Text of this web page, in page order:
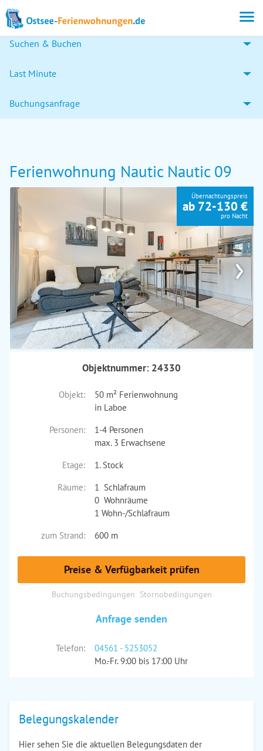
Suchen & Buchen
Last Minute
Buchungsanfrage
Ferienwohnung Nautic Nautic 09
›
Übernachtungspreis
ab 72-130 €
pro Nacht
Objektnummer: 24330
Objekt:
50 m² Ferienwohnung
in Laboe
Personen:
1-4 Personen
max. 3 Erwachsene
Etage:
1. Stock
Räume:
1 Schlafraum
0 Wohnräume
1 Wohn-/Schlafraum
zum Strand:
600 m
Preise & Verfügbarkeit prüfen
Buchungsbedingungen Stornobedingungen
Anfrage senden
Telefon:
04561 - 5253052
Mo.-Fr. 9:00 bis 17:00 Uhr
Belegungskalender
Hier sehen Sie die aktuellen Belegungsdaten der